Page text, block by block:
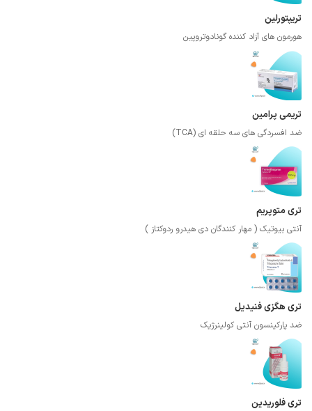
تریپتورلین
هورمون های آزاد کننده گونادوتروپین
تریمی پرامین
ضد افسردگی های سه حلقه ای (TCA)
تری متوپریم
آنتی بیوتیک ( مهار کنندگان دی هیدرو ردوکتاز )
تری هگزی فنیدیل
ضد پارکینسون آنتی کولینرژیک
تری فلوریدین